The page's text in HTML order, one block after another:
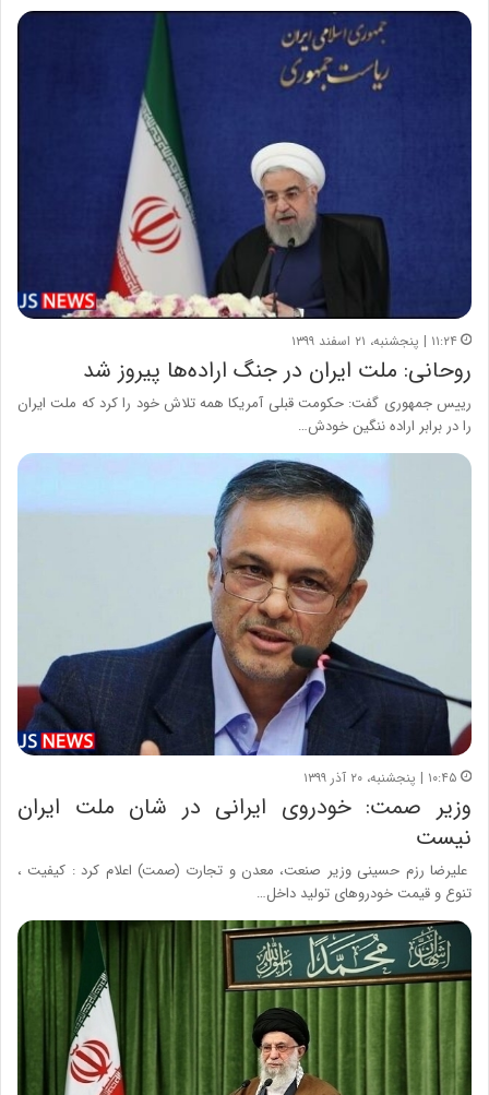
۱۱:۲۴ | پنجشنبه، ۲۱ اسفند ۱۳۹۹
روحانی: ملت ایران در جنگ اراده‌ها پیروز شد
رییس جمهوری گفت: حکومت قبلی آمریکا همه تلاش خود را کرد که ملت ایران
را در برابر اراده ننگین خودش…
۱۰:۴۵ | پنجشنبه، ۲۰ آذر ۱۳۹۹
وزیر صمت: خودروی ایرانی در شان ملت ایران
نیست
علیرضا رزم حسینی وزیر صنعت، معدن و تجارت (صمت) اعلام کرد : کیفیت ،
تنوع و قیمت خودروهای تولید داخل…